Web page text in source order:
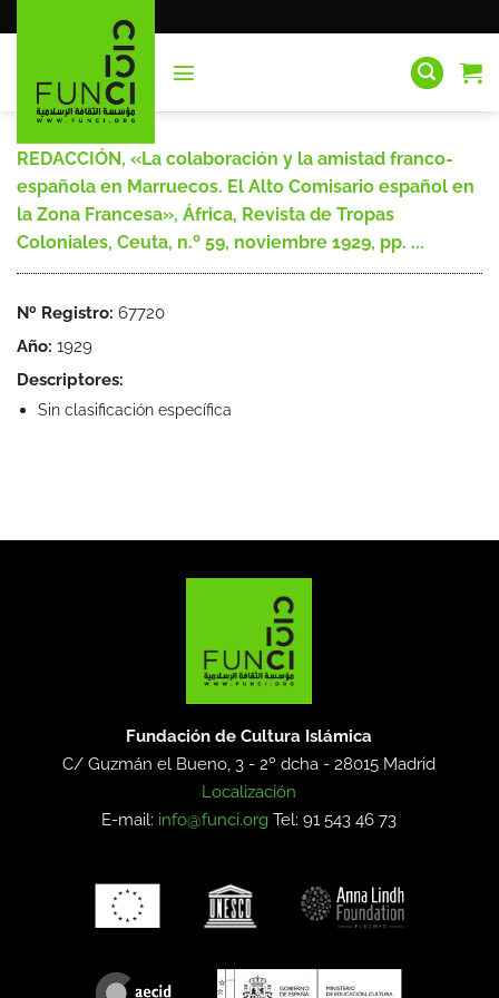
al
REDACCIÓN, «La colaboración y la amistad franco-
española en Marruecos. El Alto Comisario español en
la Zona Francesa», África, Revista de Tropas
Coloniales, Ceuta, n.º 59, noviembre 1929, pp. ...
Nº Registro: 67720
Año: 1929
Descriptores:
Sin clasificación específica
Fundación de Cultura Islámica
C/ Guzmán el Bueno, 3 - 2º dcha -28015 Madrid
Localización
E-mail: info@funci.org Tel: 91 543 46 73